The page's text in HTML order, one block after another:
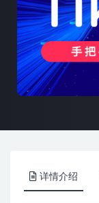
详情介绍